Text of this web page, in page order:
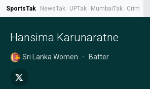
SportsTak NewsTak UPTak MumbaiTak CrimeTak
Hansima Karunaratne
Sri Lanka Women • Batter